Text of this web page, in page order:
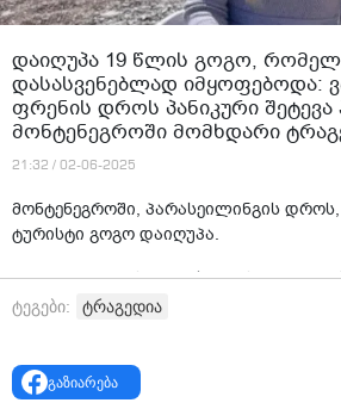
დაიღუპა 19 წლის გოგო,
დასასვენებლად იმყოფებოდა:
ფრენის დროს პანიკური
მონტენეგროში მომხდარი
21:32 / 02-06-2025
მონტენეგროში, პარასეილინგის
ტურისტი გოგო დაიღუპა.
მან პანიკაში უსაფრთხოების ღვედი
მეტრის სიმაღლიდან წყალში ჩავარდა.
მედიის ცნობით, ქალი მონტენეგროში
ტეგები: ტრაგედია
გაზიარება